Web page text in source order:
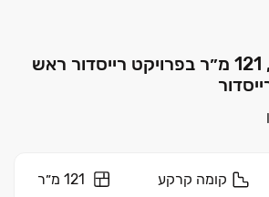
דירת גן 4 חדרים, 121 מ״ר בפרויקט רייסדור ראש
קומה קרקע 121 מ״ר